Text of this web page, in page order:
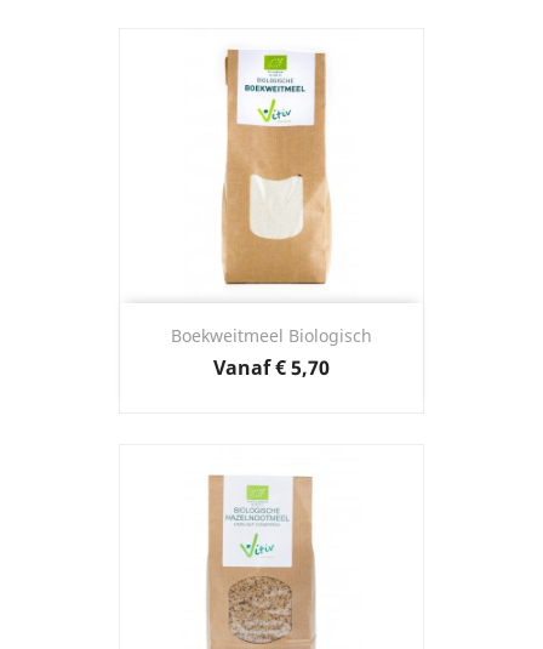
Boekweitmeel Biologisch
VanafPrijs
€ 5,70